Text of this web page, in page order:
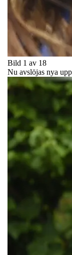
Bild 1 av 18
Nu avslöjas nya